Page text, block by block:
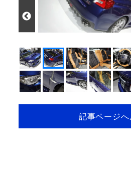
記事ページへ